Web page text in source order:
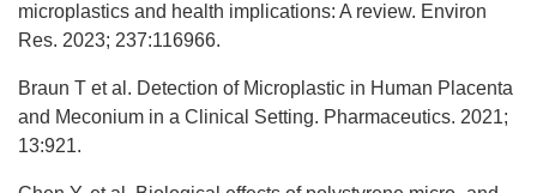
microplastics and health implications: A review. Environ
Res. 2023; 237:116966.
Braun T et al. Detection of Microplastic in Human Placenta
and Meconium in a Clinical Setting. Pharmaceutics. 2021;
13:921.